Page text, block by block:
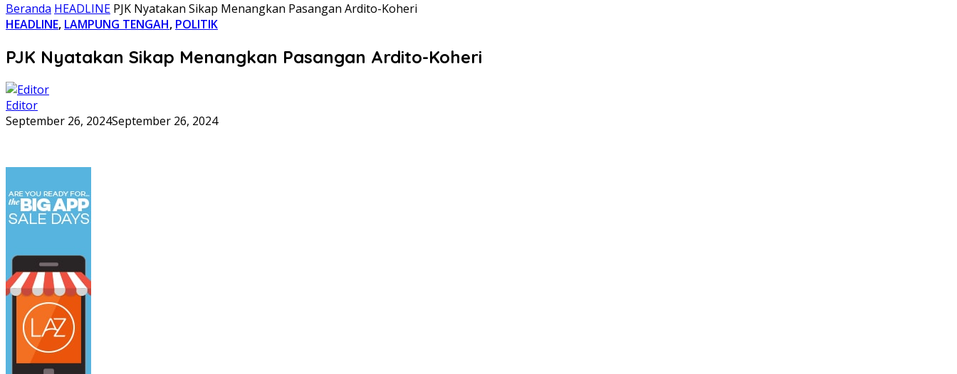
Beranda HEADLINE PJK Nyatakan Sikap Menangkan Pasangan Ardito-Koheri
HEADLINE, LAMPUNG TENGAH, POLITIK
PJK Nyatakan Sikap Menangkan Pasangan Ardito-Koheri
Editor
September 26, 2024September 26, 2024